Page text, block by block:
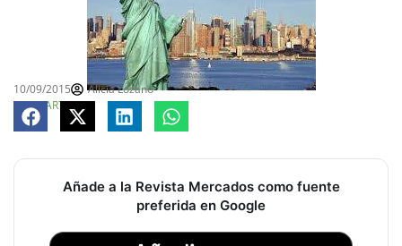
10/09/2015
Alicia Lozano
COMPARTE
Añade a la Revista Mercados como fuente
preferida en Google